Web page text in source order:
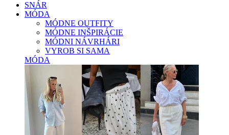
SNÁR
MÓDA
MÓDNE OUTFITY
MÓDNE INŠPIRÁCIE
MÓDNI NÁVRHÁRI
VYROB SI SAMA
MÓDA